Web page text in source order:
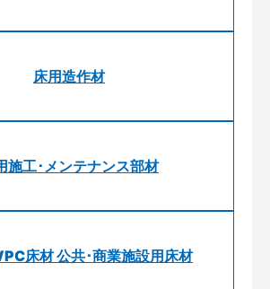
床用造作材
施工･メンテナンス部材
床材 公共･商業施設用床材